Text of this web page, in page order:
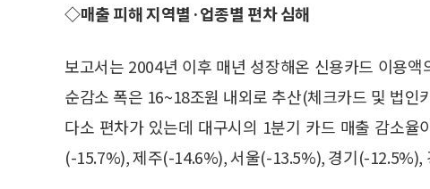
◇매출 피해 지역별·업종별 편차 심해
보고서는 2004년 이후 매년 성장해온 신용카드 이용
순감소 폭은 16~18조원 내외로 추산(체크카드 및 법
다소 편차가 있는데 대구시의 1분기 카드 매출 감소
(-15.7%), 제주(-14.6%), 서울(-13.5%), 경기(-12.5%),